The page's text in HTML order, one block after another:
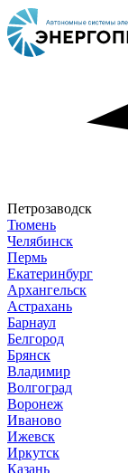
Петрозаводск
Тюмень
Челябинск
Пермь
Екатеринбург
Архангельск
Астрахань
Барнаул
Белгород
Брянск
Владимир
Волгоград
Воронеж
Иваново
Ижевск
Иркутск
Казань